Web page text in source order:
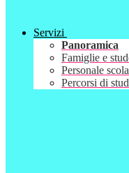
Servizi
Panoramica
Famiglie e
Personale
Percorsi di